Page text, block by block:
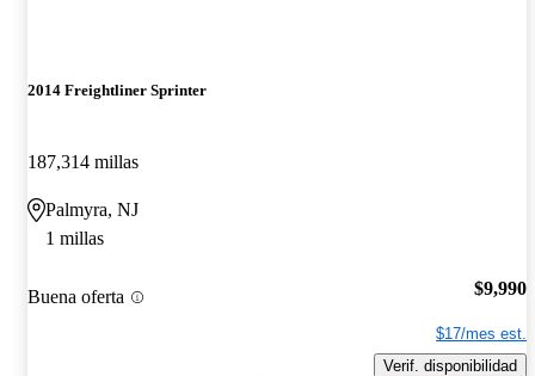
2014 Freightliner Sprinter
187,314 millas
Palmyra, NJ
1 millas
Buena oferta $9,990
$17/mes est.
Verif. disponibilidad